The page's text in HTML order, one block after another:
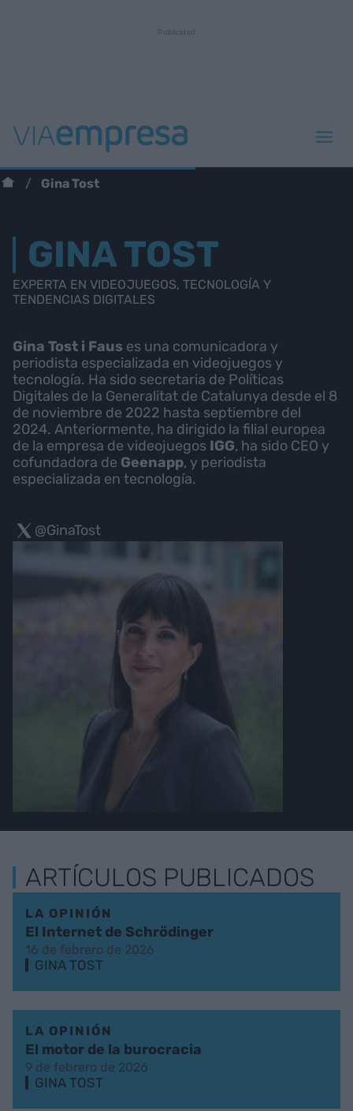
Gina Tost
GINA TOST
EXPERTA EN VIDEOJUEGOS, TECNOLOGÍA Y
TENDENCIAS DIGITALES
Gina Tost i Faus es una comunicadora y
periodista especializada en videojuegos y
tecnología. Ha sido secretaria de Políticas
Digitales de la Generalitat de Catalunya desde el 8
de noviembre de 2022 hasta septiembre del
2024. Anteriormente, ha dirigido la filial europea
de la empresa de videojuegos IGG, ha sido CEO y
cofundadora de Geenapp, y periodista
especializada en tecnología.
@GinaTost
ARTÍCULOS PUBLICADOS
LA OPINIÓN
El Internet de Schrödinger
16 de febrero de 2026
GINA TOST
LA OPINIÓN
El motor de la burocracia
9 de febrero de 2026
GINA TOST